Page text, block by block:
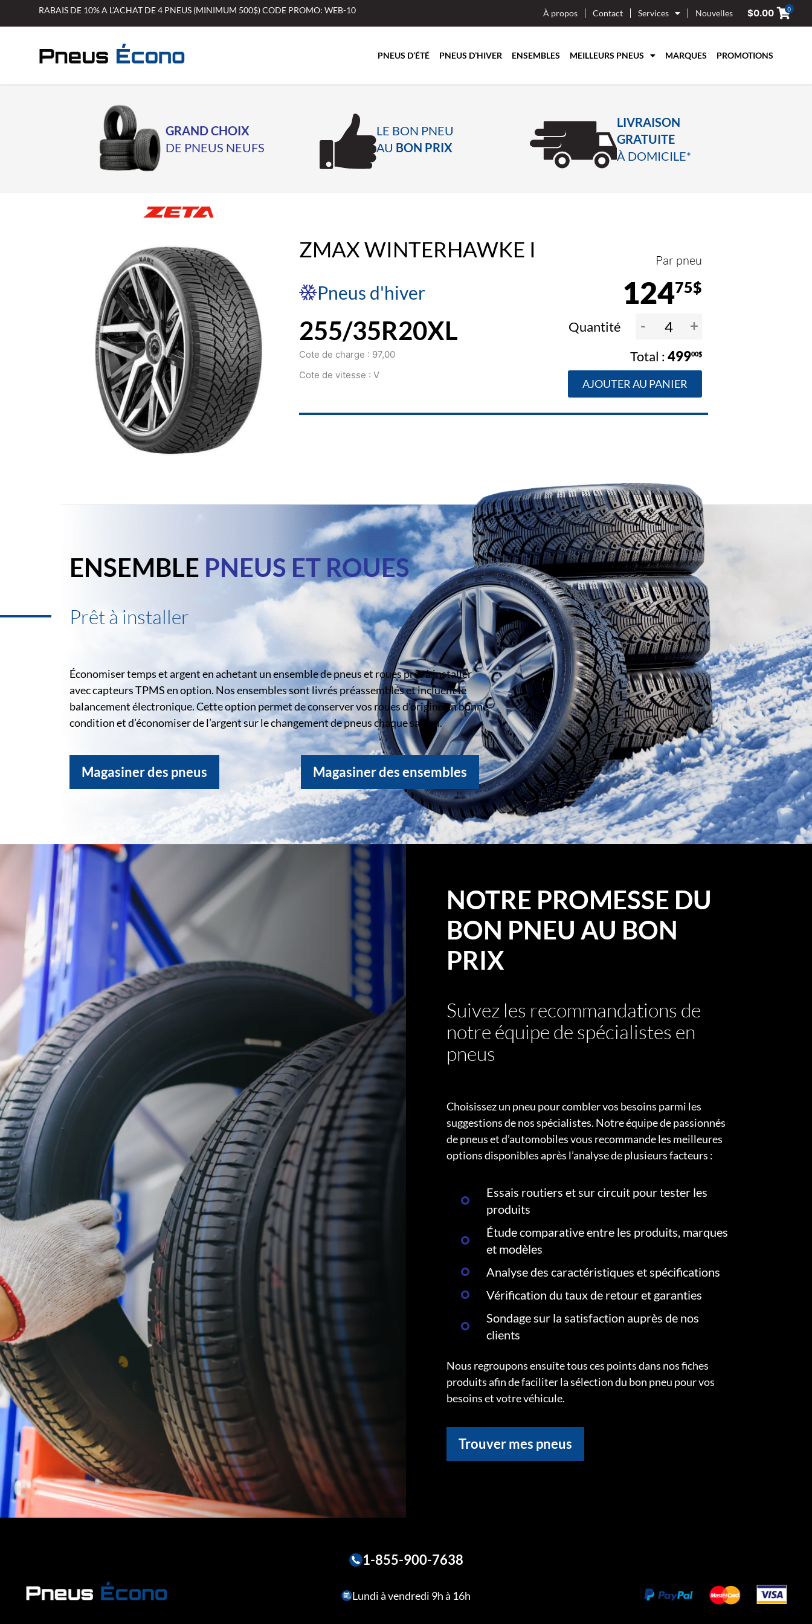
RABAIS DE 10% A L’ACHAT DE 4 PNEUS (MINIMUM 500$) CODE PROMO: WEB-10 À propos Contact Services Nouvelles $0.00 0
PNEUS D’ÉTÉ PNEUS D’HIVER ENSEMBLES MEILLEURS PNEUS MARQUES PROMOTIONS
GRAND CHOIX
DE PNEUS NEUFS
LE BON PNEU
AU BON PRIX
LIVRAISON
GRATUITE
À DOMICILE*
ZMAX WINTERHAWKE I
Pneus d'hiver
Par pneu
12475$
255/35R20XL
Cote de charge : 97,00
Cote de vitesse : V
Quantité - +
49900$
AJOUTER AU PANIER
ENSEMBLE PNEUS ET ROUES
Prêt à installer
Économiser temps et argent en achetant un ensemble de pneus et roues prêt à installer
avec capteurs TPMS en option. Nos ensembles sont livrés préassemblés et incluent le
balancement électronique. Cette option permet de conserver vos roues d’origine en bonne
condition et d’économiser de l’argent sur le changement de pneus chaque saison.
Magasiner des pneus Magasiner des ensembles
NOTRE PROMESSE DU
BON PNEU AU BON
PRIX
Suivez les recommandations de
notre équipe de spécialistes en
pneus
Choisissez un pneu pour combler vos besoins parmi les
suggestions de nos spécialistes. Notre équipe de passionnés
de pneus et d’automobiles vous recommande les meilleures
options disponibles après l’analyse de plusieurs facteurs :
Essais routiers et sur circuit pour tester les
produits
Étude comparative entre les produits, marques
et modèles
Analyse des caractéristiques et spécifications
Vérification du taux de retour et garanties
Sondage sur la satisfaction auprès de nos
clients
Nous regroupons ensuite tous ces points dans nos fiches
produits afin de faciliter la sélection du bon pneu pour vos
besoins et votre véhicule.
Trouver mes pneus
1-855-900-7638
Lundi à vendredi 9h à 16h